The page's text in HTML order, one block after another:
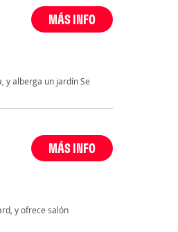
MÁS INFO
y alberga un jardín Se
MÁS INFO
y ofrece salón